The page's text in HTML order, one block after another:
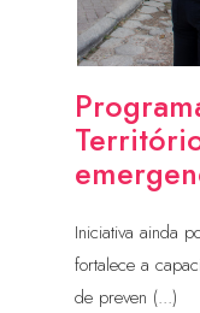
Iniciativa ainda
fortalece a
de preven (...)